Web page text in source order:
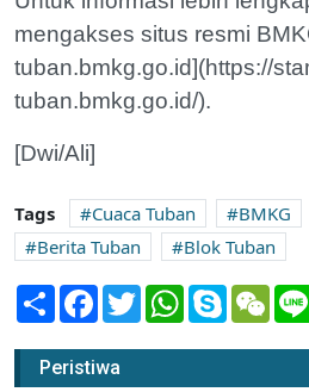
mengakses situs resmi
tuban.bmkg.go.id](https://
tuban.bmkg.go.id/).
[Dwi/Ali]
Tags Cuaca Tuban BMKG
Berita Tuban
Blok Tuban
Share Facebook
TwitterWhatsApp
Skype
Peristiwa